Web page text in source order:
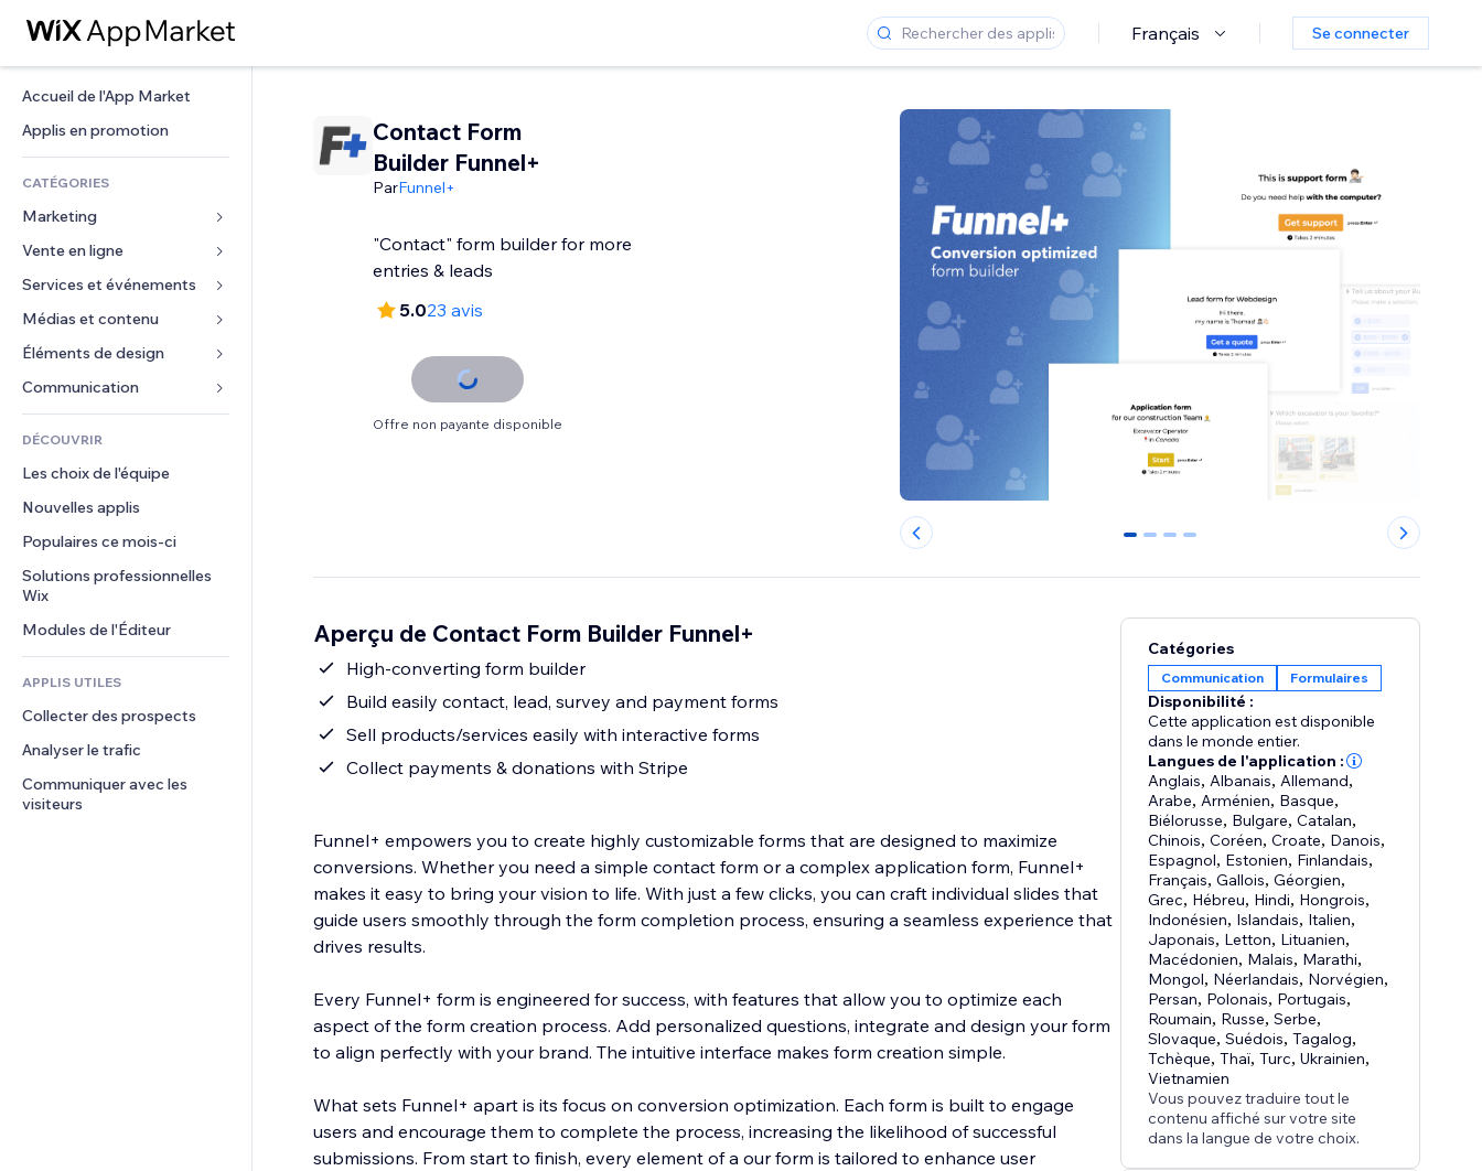
Français Se connecter
Accueil de l'App Market
Applis en promotion
CATÉGORIES
Marketing
Publicités
Mobile
Données analytiques
Réseaux sociaux
Classement de sites
E-mail
Vente en ligne
Applis pour les boutiques
Expédition et livraison
Boutons Vente
Comptabilité
Coupons et fidélisation
Solutions d'entreposage
Financement participatif
Alimentation et boissons
Services et événements
Hôtels
Événements
Restaurants
Immobilier
Réservations
Médias et contenu
Galerie
Musique
Podcasts
Photographie
Vidéo
PDF
Partage de fichiers
Actualités
Services de contenu
Effets de texte
Éléments de design
Cartes et navigation
Confidentialité
Horloge
Modèles de pages
Effets sur images
Boutons et menus
Bannières et badges
Calculateurs
Rechercher
Formulaires
Sondages
Chat
Commentaires
Téléphone
Communauté
Avis et commentaires
DÉCOUVRIR
Les choix de l'équipe
Nouvelles applis
Populaires ce mois‑ci
Solutions professionnelles
Wix
Modules de l'Éditeur
APPLIS UTILES
Collecter des prospects
Analyser le trafic
Communiquer avec les
visiteurs
Contact Form
Builder Funnel+
ParFunnel+
"Contact" form builder for more
entries & leads
5.023 avis
Offre non payante disponible
0 1 2 3
Aperçu de Contact Form Builder Funnel+
High-converting form builder
Build easily contact, lead, survey and payment forms
Sell products/services easily with interactive forms
Collect payments & donations with Stripe
Funnel+ empowers you to create highly customizable forms that are designed to maximize
conversions. Whether you need a simple contact form or a complex application form, Funnel+
makes it easy to bring your vision to life. With just a few clicks, you can craft individual slides that
guide users smoothly through the form completion process, ensuring a seamless experience that
drives results.
Every Funnel+ form is engineered for success, with features that allow you to optimize each
aspect of the form creation process. Add personalized questions, integrate and design your form
to align perfectly with your brand. The intuitive interface makes form creation simple.
What sets Funnel+ apart is its focus on conversion optimization. Each form is built to engage
users and encourage them to complete the process, increasing the likelihood of successful
submissions. From start to finish, every element of a our form is tailored to enhance user
Catégories
Communication Formulaires
Disponibilité :
Cette application est disponible
dans le monde entier.
Langues de l'application :
Anglais, Albanais, Allemand,
Arabe, Arménien, Basque,
Biélorusse, Bulgare,Catalan,
Chinois,Coréen,Croate, Danois,
Espagnol, Estonien, Finlandais,
Français,Gallois,Géorgien,
Grec, Hébreu, Hindi, Hongrois,
Indonésien, Islandais, Italien,
Japonais, Letton, Lituanien,
Macédonien, Malais, Marathi,
Mongol, Néerlandais, Norvégien,
Persan, Polonais, Portugais,
Roumain, Russe,Serbe,
Slovaque,Suédois,Tagalog,
Tchèque,Thaï,Turc,Ukrainien,
Vietnamien
Vous pouvez traduire tout le
contenu affiché sur votre site
dans la langue de votre choix.